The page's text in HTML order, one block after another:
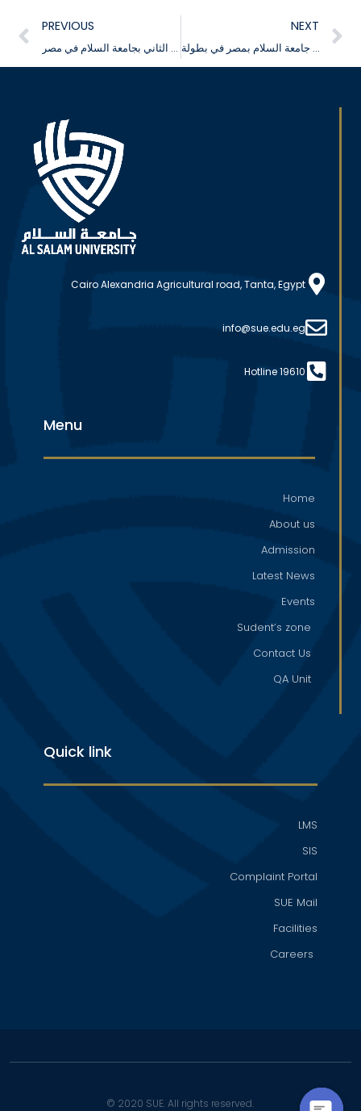
PREVIOUS
فعاليات اليوم العلمي الثاني بجامعة السلام في مصر
NEXT
فعاليات مشاركة جامعة السلام بمصر في بطولة CrossFit
Cairo Alexandria Agricultural road, Tanta, Egypt
info@sue.edu.eg
Hotline 19610
Menu
Home
About us
Admission
Latest News
Events
Sudent’s zone
Contact Us
QA Unit
Quick link
LMS
SIS
Complaint Portal
SUE Mail
Facilities
Careers
© 2020 SUE. All rights reserved.